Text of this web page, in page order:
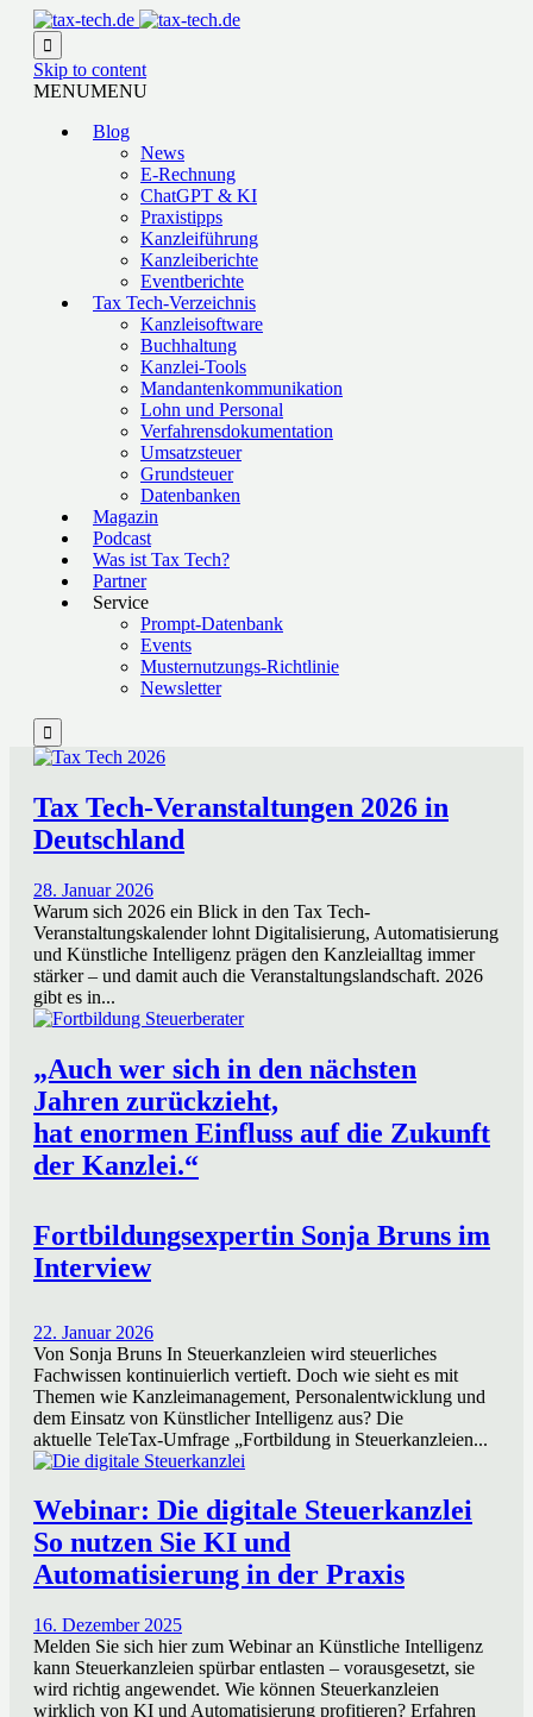

Skip to content
MENUMENU
Blog
News
E-Rechnung
ChatGPT & KI
Praxistipps
Kanzleiführung
Kanzleiberichte
Eventberichte
Tax Tech-Verzeichnis
Kanzleisoftware
Buchhaltung
Kanzlei-Tools
Mandantenkommunikation
Lohn und Personal
Verfahrensdokumentation
Umsatzsteuer
Grundsteuer
Datenbanken
Magazin
Podcast
Was ist Tax Tech?
Partner
Service
Prompt-Datenbank
Events
Musternutzungs-Richtlinie
Newsletter

Tax Tech-Veranstaltungen 2026 in
Deutschland
28. Januar 2026
Warum sich 2026 ein Blick in den Tax Tech-
Veranstaltungskalender lohnt Digitalisierung, Automatisierung
und Künstliche Intelligenz prägen den Kanzleialltag immer
stärker – und damit auch die Veranstaltungslandschaft. 2026
gibt es in...
„Auch wer sich in den nächsten
Jahren zurückzieht,
hat enormen Einfluss auf die Zukunft
der Kanzlei.“
Fortbildungsexpertin Sonja Bruns im
Interview
22. Januar 2026
Von Sonja Bruns In Steuerkanzleien wird steuerliches
Fachwissen kontinuierlich vertieft. Doch wie sieht es mit
Themen wie Kanzleimanagement, Personalentwicklung und
dem Einsatz von Künstlicher Intelligenz aus? Die
aktuelle TeleTax-Umfrage „Fortbildung in Steuerkanzleien...
Webinar: Die digitale Steuerkanzlei
So nutzen Sie KI und
Automatisierung in der Praxis
16. Dezember 2025
Melden Sie sich hier zum Webinar an Künstliche Intelligenz
kann Steuerkanzleien spürbar entlasten – vorausgesetzt, sie
wird richtig angewendet. Wie können Steuerkanzleien
wirklich von KI und Automatisierung profitieren? Erfahren